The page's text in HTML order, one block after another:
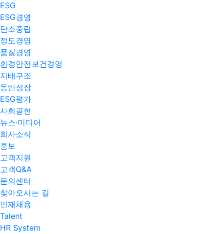
ESG
ESG경영
탄소중립
정도경영
품질경영
환경안전보건경영
지배구조
동반성장
ESG평가
사회공헌
뉴스·미디어
회사소식
홍보
고객지원
고객Q&A
문의센터
찾아오시는 길
인재채용
Talent
HR System